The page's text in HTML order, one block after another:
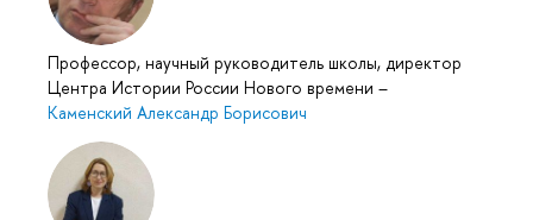
Профессор, научный руководитель школы, директор
Центра Истории России Нового времени –
Каменский Александр Борисович